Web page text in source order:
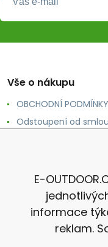
Vše o nákupu
OBCHODNÍ PODMÍNKY
Odstoupení od
Ochrana osobních
E-
informace
reklam.